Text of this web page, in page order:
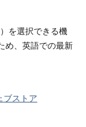
を選択できる機
め、英語での最新
ブストア